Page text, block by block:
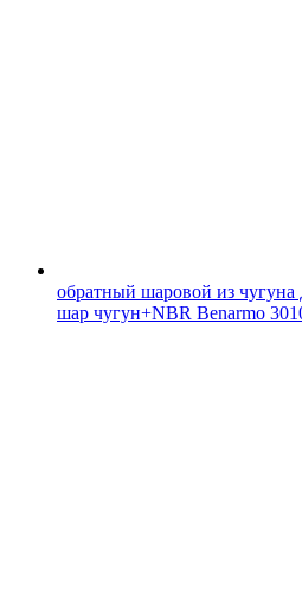
обратный шаровой из
шар чугун+NBR Benarmo